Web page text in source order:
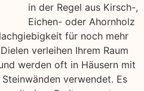
in der Regel aus Kirsch-,
Eichen- oder Ahornholz
für noch mehr
verleihen Ihrem Raum
werden oft in Häusern mit
verwendet. Es